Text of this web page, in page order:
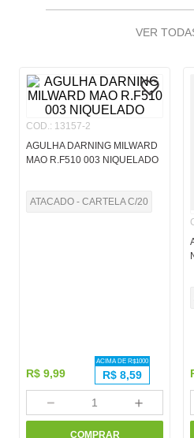
VER
COD.: 13157-2
AGULHA DARNING MILWARD
MAO R.F510 003 NIQUELADO
ATACADO - CARTELA C/20
R$ 9,99
ACIMA DE R$1000
R$ 8,59
＋
－
COMPRAR